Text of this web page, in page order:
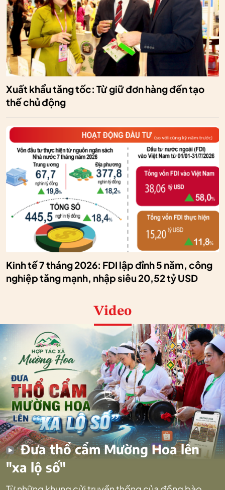
Xuất khẩu tăng tốc: Từ giữ đơn hàng đến tạo
thế chủ động
Kinh tế 7 tháng 2026: FDI lập đỉnh 5 năm, công
nghiệp tăng mạnh, nhập siêu 20,52 tỷ USD
Video
Đưa thổ cẩm Mường Hoa lên
"xa lộ số"